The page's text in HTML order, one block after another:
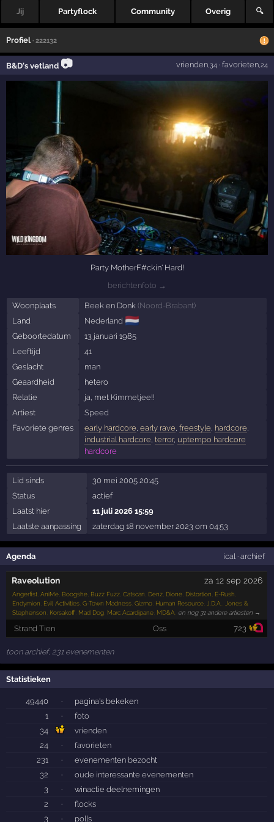
Jij Partyflock Community Overig 🔍
Profiel · 222132
B&D's vetland 📷 vrienden,34· favorieten,24
Party MotherF#ckin' Hard!
berichtenfoto →
Woonplaats Beek en Donk (Noord-Brabant)
Land
Nederland 🇳🇱
Geboortedatum
13 januari 1985
Leeftijd
41
Geslacht
man
Geaardheid
hetero
Relatie
ja, met Kimmetjee!!
Artiest
Speed
Favoriete genres
early hardcore early rave freestyle hardcore
industrial hardcore terror, uptempo hardcore
hardcore
Lid sinds
30 mei 2005 20:45
Status
actief
Laatst hier
11 juli 2026 15:59
Laatste aanpassing
zaterdag 18 november 2023 om 04:53
Agenda ical· archief
Raveolution za 12 sep 2026
Angerfist ,AniMe Boogshe Buzz Fuzz ,Catscan Denz Dione Distortion E-Rush
Endymion Evil Activities ,G-Town Madness ,Gizmo Human Resource J.D.A.
Jones &
Stephenson Korsakoff Mad Dog Marc Acardipane MD&A en nog 31 andere artiesten →
Strand Tien Oss 723
toon archief, 231 evenementen
Statistieken
49440 ·
pagina's bekeken
1
·
foto
34
vrienden
24
·
favorieten
231
·
evenementen bezocht
32
·
oude interessante evenementen
3
·
winactie deelnemingen
2
·
flocks
3
· polls